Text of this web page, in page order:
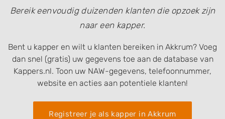
Bereik eenvoudig duizenden klanten die opzoek zijn
naar een kapper.
Bent u kapper en wilt u klanten bereiken in Akkrum? Voeg
dan snel (gratis) uw gegevens toe aan de database van
Kappers.nl. Toon uw NAW-gegevens, telefoonnummer,
website en acties aan potentiele klanten!
Registreer je als kapper in Akkrum